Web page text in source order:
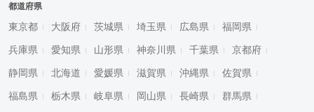
都道府県
東京都 大阪府 茨城県 埼玉県 広島県 福岡県
兵庫県 愛知県 山形県 神奈川県 千葉県 京都府
静岡県 北海道 愛媛県 滋賀県 沖縄県 佐賀県
福島県 栃木県 岐阜県 岡山県 長崎県 群馬県